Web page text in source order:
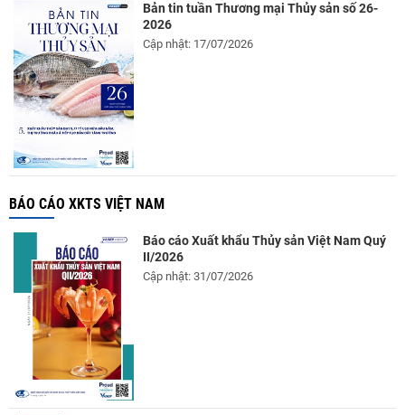
Bản tin tuần Thương mại Thủy sản số 26-
2026
Cập nhật: 17/07/2026
BÁO CÁO XKTS VIỆT NAM
Báo cáo Xuất khẩu Thủy sản Việt Nam Quý
II/2026
Cập nhật: 31/07/2026